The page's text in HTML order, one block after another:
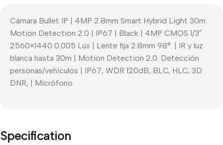
Cámara Bullet IP | 4MP 2.8mm Smart Hybrid Light 30m
Motion Detection 2.0 | IP67 | Black | 4MP CMOS 1/3″
2560×1440 0.005 Lux | Lente fija 2.8mm 98°. | IR y luz
blanca hasta 30m | Motion Detection 2.0. Detección
personas/vehículos | IP67, WDR 120dB, BLC, HLC, 3D
DNR, | Micrófono
Specification